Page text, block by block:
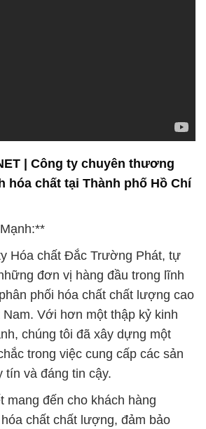
| Công ty chuyên thương
hóa chất tại Thành phố Hồ Chí
Hóa chất Đắc Trường Phát, tự
đơn vị hàng đầu trong lĩnh
phối hóa chất chất lượng cao
Với hơn một thập kỷ kinh
chúng tôi đã xây dựng một
trong việc cung cấp các sản
tín và đáng tin cậy.
mang đến cho khách hàng
chất chất lượng, đảm bảo